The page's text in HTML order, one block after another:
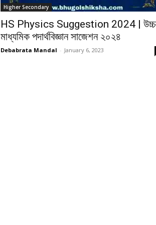
Higher Secondary
HS Physics Suggestion 2024 | উচ্চ
মাধ্যমিক পদার্থবিজ্ঞান সাজেশন ২০২৪
Debabrata Mandal - January 6, 2023